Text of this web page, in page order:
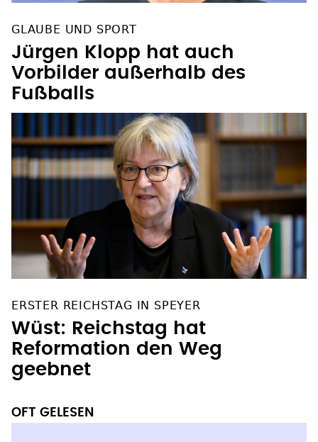
GLAUBE UND SPORT
Jürgen Klopp hat auch
Vorbilder außerhalb des
Fußballs
ERSTER REICHSTAG IN SPEYER
Wüst: Reichstag hat
Reformation den Weg
geebnet
OFT GELESEN